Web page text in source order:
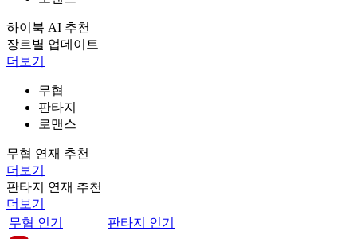
하이북 AI 추천
장르별 업데이트
더보기
무협
판타지
로맨스
무협 연재 추천
더보기
판타지 연재 추천
더보기
무협 인기
판타지 인기